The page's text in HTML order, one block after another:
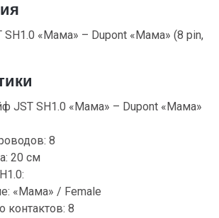
«Мама» – Dupont «Мама» (8 pin,
JST SH1.0 «Мама» – Dupont «Мама»
8
20 см
«Мама» / Female
контактов: 8